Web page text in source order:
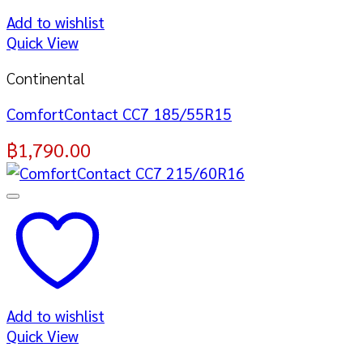
Add to wishlist
Quick View
Continental
ComfortContact CC7 185/55R15
฿1,790.00
Add to wishlist
Quick View